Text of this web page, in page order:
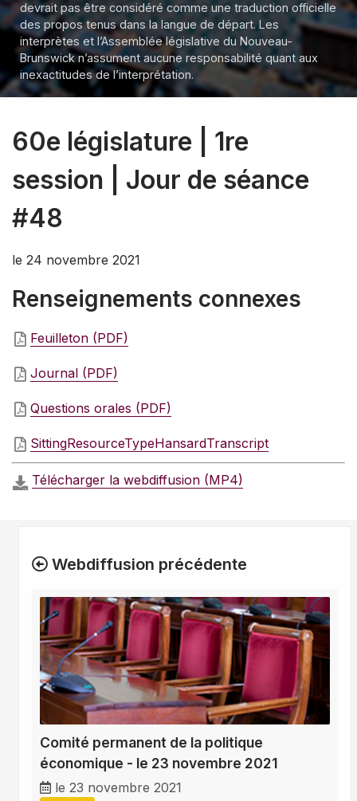
devrait pas être considéré comme une traduction officielle
des propos tenus dans la langue de départ. Les
interprètes et l’Assemblée législative du Nouveau-
Brunswick n’assument aucune responsabilité quant aux
inexactitudes de l’interprétation.
60e législature | 1re
session | Jour de séance
#48
le 24 novembre 2021
Renseignements connexes
Feuilleton (PDF)
Journal (PDF)
Questions orales (PDF)
SittingResourceTypeHansardTranscript
Télécharger la webdiffusion (MP4)
Webdiffusion précédente
Comité permanent de la politique
économique - le 23 novembre 2021
le 23 novembre 2021